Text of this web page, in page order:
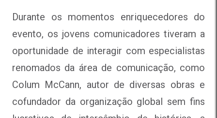
Durante os momentos enriquecedores do
evento, os jovens comunicadores tiveram a
oportunidade de interagir com especialistas
renomados da área de comunicação, como
Colum McCann, autor de diversas obras e
cofundador da organização global sem fins